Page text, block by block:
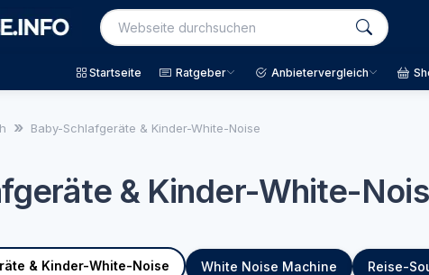
Startseite Ratgeber Anbietervergleich
Baby-Schlafgeräte & Kinder-White-Noise
& Kinder-White-
& Kinder-White-Noise White Noise Machine Reise-